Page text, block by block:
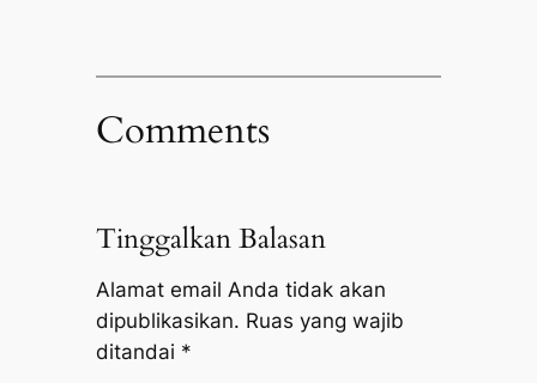
Comments
Tinggalkan Balasan
Alamat email Anda tidak akan
dipublikasikan. Ruas yang wajib
ditandai *